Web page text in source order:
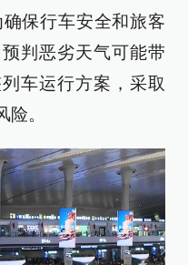
保行车安全和旅客
判恶劣天气可能带
车运行方案，采取
。